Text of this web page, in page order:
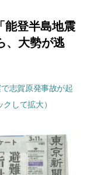
能登半島地震
、大勢が逃
志賀原発事故が起
クして拡大）